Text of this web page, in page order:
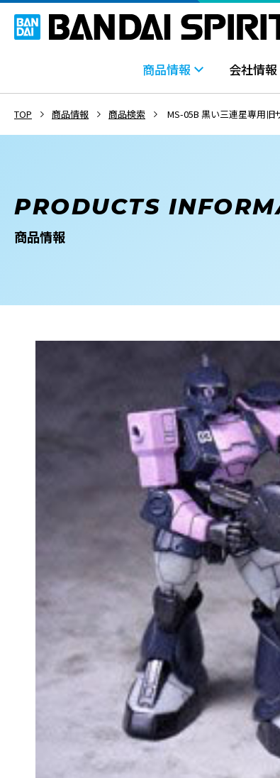
商品情報 会社情報
TOP 商品情報 商品検索 MS-05B 黒い三連星専用旧
PRODUCTS
商品情報